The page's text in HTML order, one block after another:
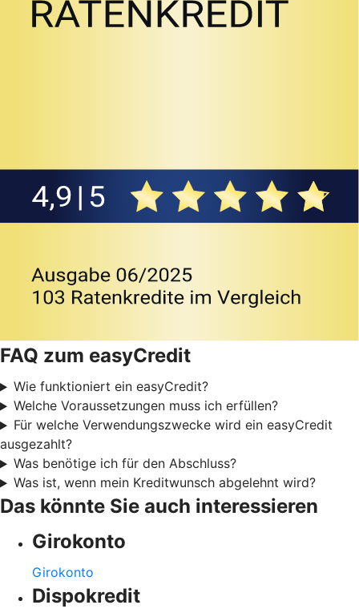
FAQ zum easyCredit
Wie funktioniert ein easyCredit?
Welche Voraussetzungen muss ich erfüllen?
Für welche Verwendungszwecke wird ein easyCredit
ausgezahlt?
Was benötige ich für den Abschluss?
Was ist, wenn mein Kreditwunsch abgelehnt wird?
Das könnte Sie auch interessieren
Girokonto
Girokonto
Dispokredit